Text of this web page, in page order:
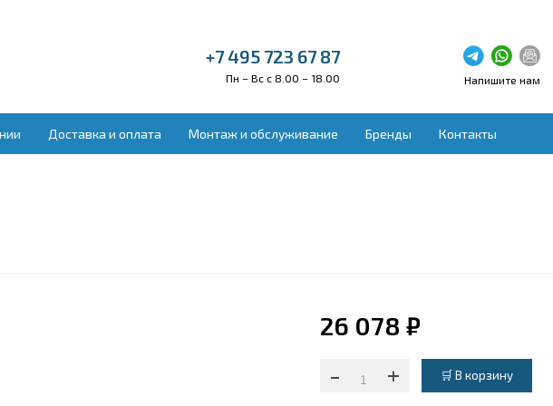
+7 495 723 67 87
Пн – Вс с 8.00 – 18.00 Напишите нам
Доставка и оплата Монтаж и обслуживание Бренды Контакты
26 078 ₽
-
+